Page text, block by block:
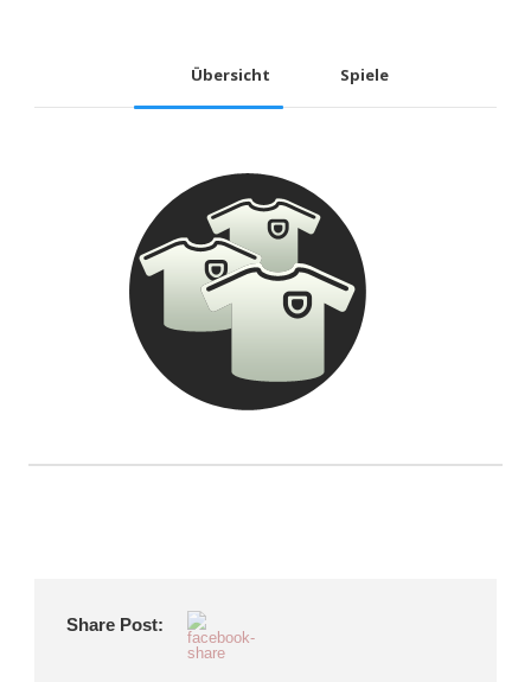
Übersicht Spiele
Share Post: